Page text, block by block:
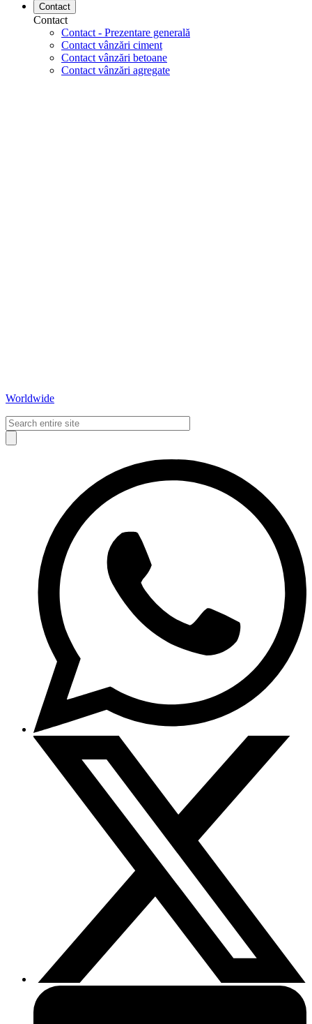
Contact
Contact
Contact - Prezentare generală
Contact vânzări ciment
Contact vânzări betoane
Contact vânzări agregate
Worldwide